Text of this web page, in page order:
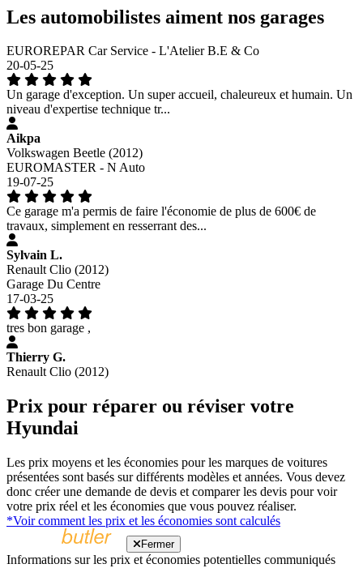
Les automobilistes aiment nos garages
EUROREPAR Car Service - L'Atelier B.E & Co
20-05-25
Un garage d'exception. Un super accueil, chaleureux et humain. Un
niveau d'expertise technique tr...
Aikpa
Volkswagen Beetle (2012)
EUROMASTER - N Auto
19-07-25
Ce garage m'a permis de faire l'économie de plus de 600€ de
travaux, simplement en resserrant des...
Sylvain L.
Renault Clio (2012)
Garage Du Centre
17-03-25
tres bon garage ,
Thierry G.
Renault Clio (2012)
Prix pour réparer ou réviser votre
Hyundai
Les prix moyens et les économies pour les marques de voitures
présentées sont basés sur différents modèles et années. Vous devez
donc créer une demande de devis et comparer les devis pour voir
votre prix réel et les économies que vous pouvez réaliser.
*Voir comment les prix et les économies sont calculés
Fermer
Informations sur les prix et économies potentielles communiqués